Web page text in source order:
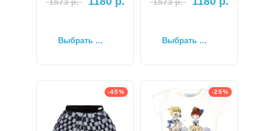
Выбрать ... Выбрать ...
-45% -25%